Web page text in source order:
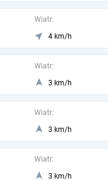
Wiatr:
4 km/h
Wiatr:
3 km/h
Wiatr:
3 km/h
Wiatr:
3 km/h